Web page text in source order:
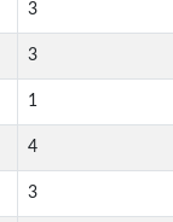
3
3
1
4
3